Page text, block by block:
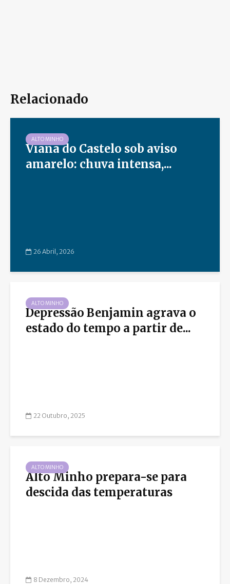
Relacionado
ALTO MINHO
Viana do Castelo sob aviso
amarelo: chuva intensa,...
26 Abril, 2026
ALTO MINHO
Depressão Benjamin agrava o
estado do tempo a partir de...
22 Outubro, 2025
ALTO MINHO
Alto Minho prepara-se para
descida das temperaturas
8 Dezembro, 2024